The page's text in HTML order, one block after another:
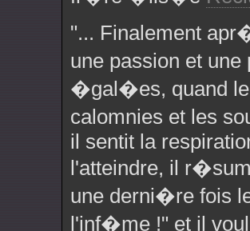
"... Finalement
une passion et
�gal�es, quand
calomnies et les
il sentit la
l'atteindre, il
une derni�re fois
l'inf�me !" et il